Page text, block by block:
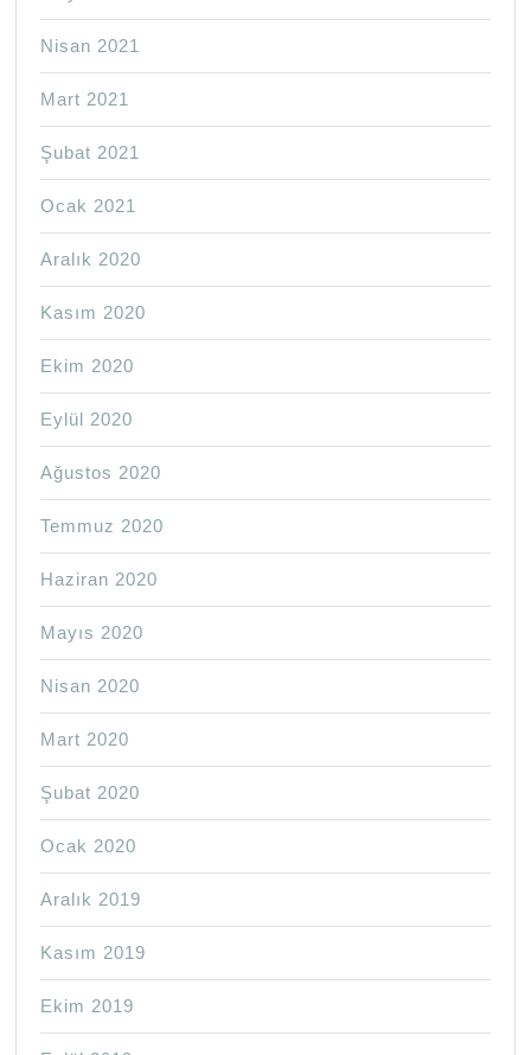
Nisan 2021
Mart 2021
Şubat 2021
Ocak 2021
Aralık 2020
Kasım 2020
Ekim 2020
Eylül 2020
Ağustos 2020
Temmuz 2020
Haziran 2020
Mayıs 2020
Nisan 2020
Mart 2020
Şubat 2020
Ocak 2020
Aralık 2019
Kasım 2019
Ekim 2019